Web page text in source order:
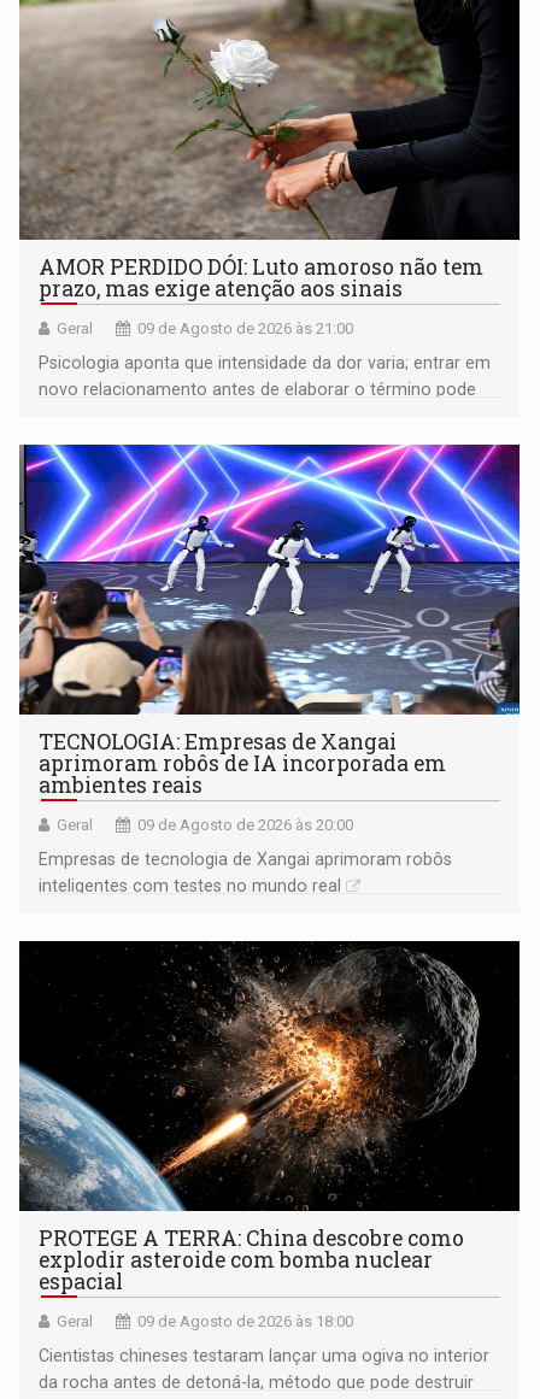
AMOR PERDIDO DÓI: Luto amoroso não tem
prazo, mas exige atenção aos sinais
Geral 09 de Agosto de 2026 às 21:00
Psicologia aponta que intensidade da dor varia; entrar em
novo relacionamento antes de elaborar o término pode
TECNOLOGIA: Empresas de Xangai
aprimoram robôs de IA incorporada em
ambientes reais
Geral 09 de Agosto de 2026 às 20:00
Empresas de tecnologia de Xangai aprimoram robôs
inteligentes com testes no mundo real
PROTEGE A TERRA: China descobre como
explodir asteroide com bomba nuclear
espacial
Geral 09 de Agosto de 2026 às 18:00
Cientistas chineses testaram lançar uma ogiva no interior
da rocha antes de detoná-la, método que pode destruir